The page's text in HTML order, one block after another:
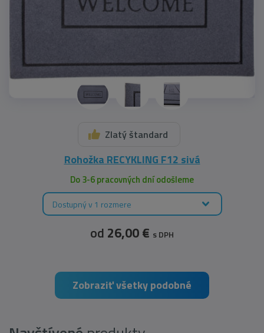
Zlatý štandard
Rohožka RECYKLING F12 sivá
Do 3-6 pracovných dní odošleme
Dostupný v 1 rozmere
od 26,00 € s DPH
Zobraziť všetky podobné